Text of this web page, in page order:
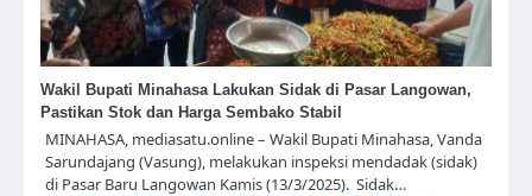
Wakil Bupati Minahasa Lakukan Sidak di Pasar Langowan,
Pastikan Stok dan Harga Sembako Stabil
MINAHASA, mediasatu.online – Wakil Bupati Minahasa, Vanda
Sarundajang (Vasung), melakukan inspeksi mendadak (sidak)
di Pasar Baru Langowan Kamis (13/3/2025). Sidak…